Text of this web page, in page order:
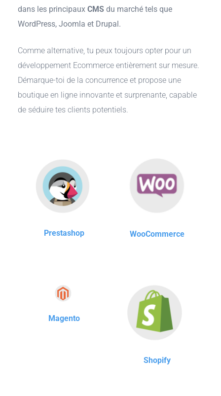
dans les principaux CMS du marché tels que
WordPress, Joomla et Drupal.
Comme alternative, tu peux toujours opter pour un
développement Ecommerce entièrement sur mesure.
Démarque-toi de la concurrence et propose une
boutique en ligne innovante et surprenante, capable
de séduire tes clients potentiels.
Prestashop WooCommerce
Magento
Shopify